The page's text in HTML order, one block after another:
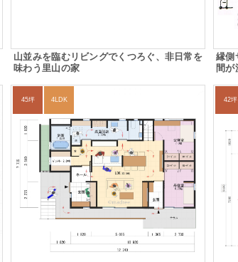
山並みを臨むリビングでくつろぐ、非日常を
味わう里山の家
縁側
間が
45坪 4LDK 42坪